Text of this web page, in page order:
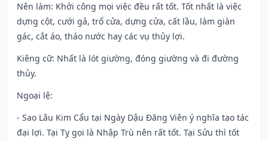
Nên làm: Khởi công mọi việc đều rất tốt. Tốt nhất là việc
dựng cột, cưới gả, trổ cửa, dựng cửa, cất lầu, làm giàn
gác, cắt áo, tháo nước hay các vụ thủy lợi.
Kiêng cữ: Nhất là lót giường, đóng giường và đi đường
thủy.
Ngoại lệ:
- Sao Lâu Kim Cẩu tại Ngày Dậu Đăng Viên ý nghĩa tạo tác
đại lợi. Tại Tỵ gọi là Nhập Trù nên rất tốt. Tại Sửu thì tốt